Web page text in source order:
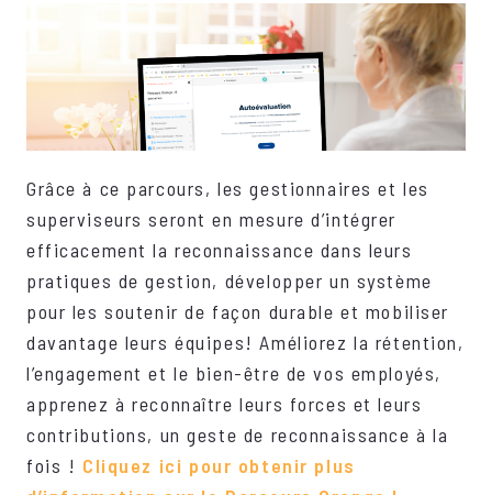
Grâce à ce parcours, les gestionnaires et les
superviseurs seront en mesure d’intégrer
efficacement la reconnaissance dans leurs
pratiques de gestion, développer un système
pour les soutenir de façon durable et mobiliser
davantage leurs équipes! Améliorez la rétention,
l’engagement et le bien-être de vos employés,
apprenez à reconnaître leurs forces et leurs
contributions, un geste de reconnaissance à la
fois ! Cliquez ici pour obtenir plus